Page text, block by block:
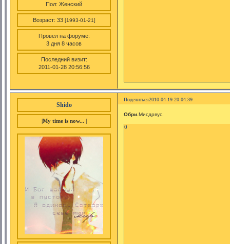
Пол: Женский
Возраст: 33 [1993-01-21]
Провел на форуме:
3 дня 8 часов
Последний визит:
2011-01-28 20:56:56
Поделиться2010-04-19 20:04:39
Shido
|My time is now... |
Обри.Мисдрвус.
0